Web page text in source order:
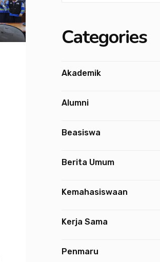
Categories
Akademik
Alumni
Beasiswa
Berita Umum
Kemahasiswaan
Kerja Sama
Penmaru